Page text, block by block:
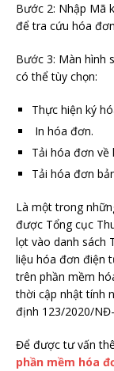
Bước 2: Nhập Mã
để tra cứu hóa
Bước 3: Màn hình
có thể tùy chọn:
Thực hiện ký
In hóa đơn.
Tải hóa đơn về
Tải hóa đơn
Là một trong
được Tổng cục
lọt vào danh sách
liệu hóa đơn điện
trên phần mềm
thời cập nhật tính
định 123/2020/
Để được tư vấn
phần mềm hóa